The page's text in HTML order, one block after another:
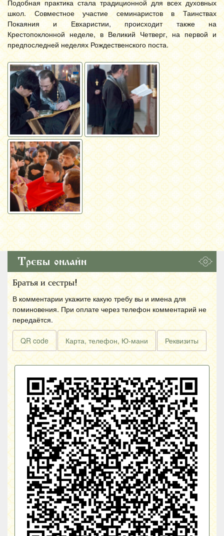
Подобная практика стала традиционной для всех духовных
школ. Совместное участие семинаристов в Таинствах
Покаяния и Евхаристии, происходит также на
Крестопоклонной неделе, в Великий Четверг, на первой и
предпоследней неделях Рождественского поста.
Требы онлайн
Братья и сестры!
В комментарии укажите какую требу вы и имена для
поминовения. При оплате через телефон комментарий не
передаётся.
QR code Карта, телефон, Ю-мани Реквизиты